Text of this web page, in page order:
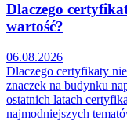
Dlaczego
wartość?
06.08.2026
Dlaczego certyfikaty
znaczek na budynku
ostatnich latach
najmodniejszych